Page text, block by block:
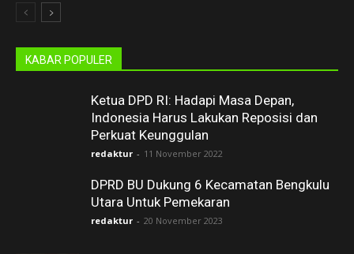
KABAR POPULER
Ketua DPD RI: Hadapi Masa Depan,
Indonesia Harus Lakukan Reposisi dan
Perkuat Keunggulan
redaktur - 11 November 2022
DPRD BU Dukung 6 Kecamatan Bengkulu
Utara Untuk Pemekaran
redaktur - 20 November 2023